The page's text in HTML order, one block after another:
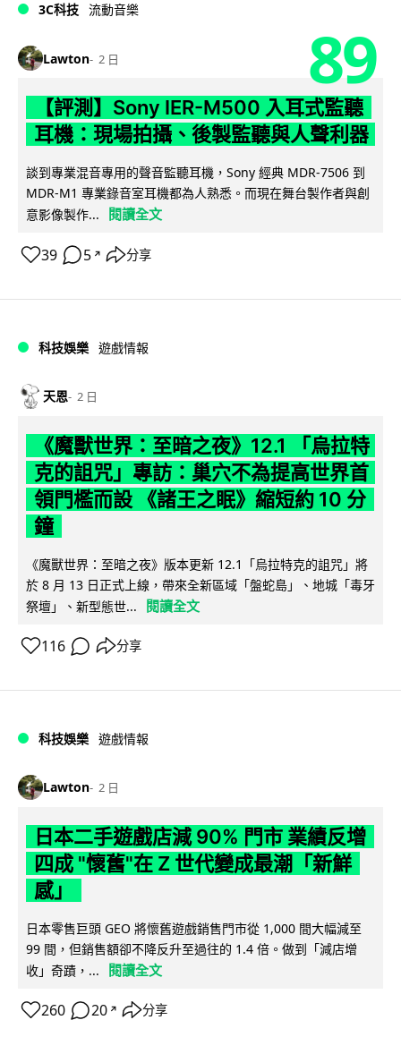
3C科技 流動音樂
Lawton 2 日 89
【評測】Sony IER-M500 入耳式監聽
耳機：現場拍攝、後製監聽與人聲利器
談到專業混音專用的聲音監聽耳機，Sony 經典 MDR-7506 到
MDR-M1 專業錄音室耳機都為人熟悉。而現在舞台製作者與創
意影像製作...
閱讀全文
39 5 ↗ 分享
科技娛樂 遊戲情報
天恩 2 日
《魔獸世界：至暗之夜》12.1 「烏拉特
克的詛咒」專訪：巢穴不為提高世界首
領門檻而設 《諸王之眠》縮短約 10 分
鐘
《魔獸世界：至暗之夜》版本更新 12.1「烏拉特克的詛咒」將
於 8 月 13 日正式上線，帶來全新區域「盤蛇島」、地城「毒牙
祭壇」、新型態世...
閱讀全文
116 分享
科技娛樂 遊戲情報
Lawton 2 日
日本二手遊戲店減 90% 門市 業績反增
四成 "懷舊"在 Z 世代變成最潮「新鮮
感」
日本零售巨頭 GEO 將懷舊遊戲銷售門市從 1,000 間大幅減至
99 間，但銷售額卻不降反升至過往的 1.4 倍。做到「減店增
收」奇蹟，...
閱讀全文
260 20 ↗ 分享